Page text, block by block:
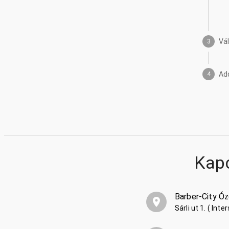
3
4
Barber-City
Sárli ut 1. (